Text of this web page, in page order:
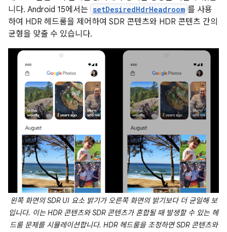
니다. Android 15에서는 setDesiredHdrHeadroom 를 사용
하여 HDR 헤드룸을 제어하여 SDR 콘텐츠와 HDR 콘텐츠 간의
균형을 맞출 수 있습니다.
왼쪽 화면의 SDR UI 요소 밝기가 오른쪽 화면의 밝기보다 더 균일해 보
입니다. 이는 HDR 콘텐츠와 SDR 콘텐츠가 혼합될 때 발생할 수 있는 헤
드룸 문제를 시뮬레이션합니다. HDR 헤드룸을 조정하면 SDR 콘텐츠와